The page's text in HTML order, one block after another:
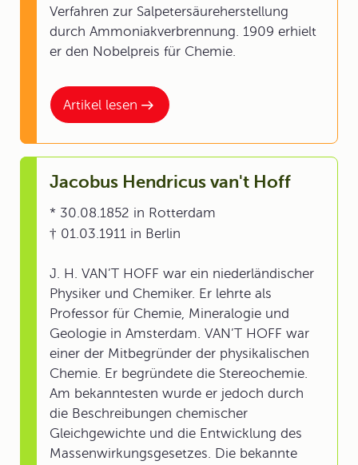
Artikel lesen
Verfahren zur Salpetersäureherstellung
durch Ammoniakverbrennung. 1909 erhielt
er den Nobelpreis für Chemie.
Jacobus Hendricus van't Hoff
* 30.08.1852 in Rotterdam
† 01.03.1911 in Berlin
J. H. VAN’T HOFF war ein niederländischer
Physiker und Chemiker. Er lehrte als
Professor für Chemie, Mineralogie und
Geologie in Amsterdam. VAN’T HOFF war
einer der Mitbegründer der physikalischen
Chemie. Er begründete die Stereochemie.
Am bekanntesten wurde er jedoch durch
die Beschreibungen chemischer
Gleichgewichte und die Entwicklung des
Massenwirkungsgesetzes. Die bekannte